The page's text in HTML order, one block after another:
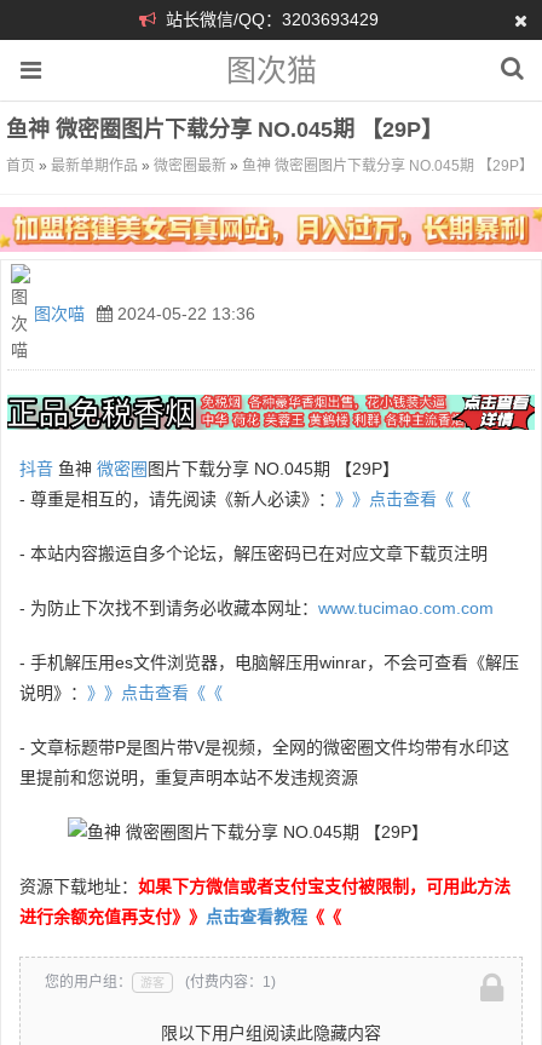
站长微信/QQ：3203693429
图次猫
鱼神 微密圈图片下载分享 NO.045期 【29P】
首页 » 最新单期作品 » 微密圈最新 » 鱼神 微密圈图片下载分享 NO.045期 【29P】
图次喵 2024-05-22 13:36
抖音 鱼神 微密圈 图片下载分享 NO.045期 【29P】
- 尊重是相互的，请先阅读《新人必读》： 》》点击查看《《
- 本站内容搬运自多个论坛，解压密码已在对应文章下载页注明
- 为防止下次找不到请务必收藏本网址： www.tucimao.com.com
- 手机解压用es文件浏览器，电脑解压用winrar，不会可查看《解压
说明》： 》》点击查看《《
- 文章标题带P是图片带V是视频，全网的微密圈文件均带有水印这
里提前和您说明，重复声明本站不发违规资源
资源下载地址： 如果下方微信或者支付宝支付被限制，可用此方法
进行余额充值再支付》》 点击查看教程 《《
您的用户组： 游客 (付费内容：1)
限以下用户组阅读此隐藏内容